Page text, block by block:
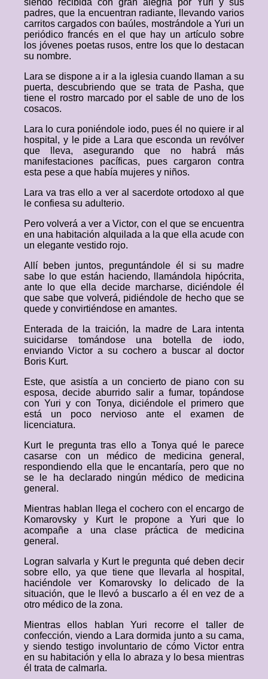
siendo recibida con gran alegría por Yuri y sus
padres, que la encuentran radiante, llevando varios
carritos cargados con baúles, mostrándole a Yuri un
periódico francés en el que hay un artículo sobre
los jóvenes poetas rusos, entre los que lo destacan
su nombre.
Lara se dispone a ir a la iglesia cuando llaman a su
puerta, descubriendo que se trata de Pasha, que
tiene el rostro marcado por el sable de uno de los
cosacos.
Lara lo cura poniéndole iodo, pues él no quiere ir al
hospital, y le pide a Lara que esconda un revólver
que lleva, asegurando que no habrá más
manifestaciones pacíficas, pues cargaron contra
esta pese a que había mujeres y niños.
Lara va tras ello a ver al sacerdote ortodoxo al que
le confiesa su adulterio.
Pero volverá a ver a Victor, con el que se encuentra
en una habitación alquilada a la que ella acude con
un elegante vestido rojo.
Allí beben juntos, preguntándole él si su madre
sabe lo que están haciendo, llamándola hipócrita,
ante lo que ella decide marcharse, diciéndole él
que sabe que volverá, pidiéndole de hecho que se
quede y convirtiéndose en amantes.
Enterada de la traición, la madre de Lara intenta
suicidarse tomándose una botella de iodo,
enviando Victor a su cochero a buscar al doctor
Boris Kurt.
Este, que asistía a un concierto de piano con su
esposa, decide aburrido salir a fumar, topándose
con Yuri y con Tonya, diciéndole el primero que
está un poco nervioso ante el examen de
licenciatura.
Kurt le pregunta tras ello a Tonya qué le parece
casarse con un médico de medicina general,
respondiendo ella que le encantaría, pero que no
se le ha declarado ningún médico de medicina
general.
Mientras hablan llega el cochero con el encargo de
Komarovsky y Kurt le propone a Yuri que lo
acompañe a una clase práctica de medicina
general.
Logran salvarla y Kurt le pregunta qué deben decir
sobre ello, ya que tiene que llevarla al hospital,
haciéndole ver Komarovsky lo delicado de la
situación, que le llevó a buscarlo a él en vez de a
otro médico de la zona.
Mientras ellos hablan Yuri recorre el taller de
confección, viendo a Lara dormida junto a su cama,
y siendo testigo involuntario de cómo Victor entra
en su habitación y ella lo abraza y lo besa mientras
él trata de calmarla.